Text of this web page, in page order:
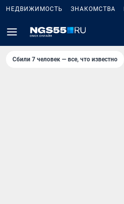
НЕДВИЖИМОСТЬ ЗНАКОМСТВА
Сбили 7 человек — все, что известно